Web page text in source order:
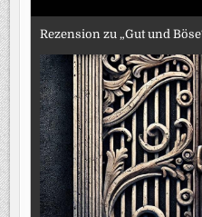
Rezension zu „Gut und